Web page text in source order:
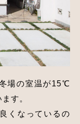
場の室温が15℃
す。
くなっているの